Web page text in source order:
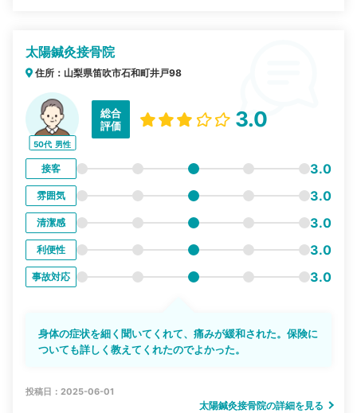
太陽鍼灸接骨院
住所：山梨県笛吹市石和町井戸98
50代 男性
総合
評価
3.0
接客 3.0
雰囲気 3.0
清潔感 3.0
利便性 3.0
事故対応 3.0
身体の症状を細く聞いてくれて、痛みが緩和された。保険に
ついても詳しく教えてくれたのでよかった。
投稿日：2025-06-01
太陽鍼灸接骨院の詳細を見る